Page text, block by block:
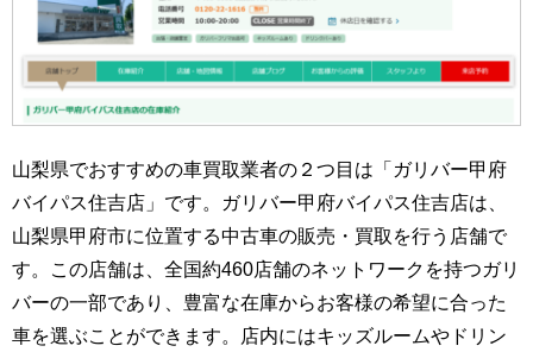
山梨県でおすすめの車買取業者の２つ目は「ガリバー甲府
バイパス住吉店」です。ガリバー甲府バイパス住吉店は、
山梨県甲府市に位置する中古車の販売・買取を行う店舗で
す。この店舗は、全国約460店舗のネットワークを持つガリ
バーの一部であり、豊富な在庫からお客様の希望に合った
車を選ぶことができます。店内にはキッズルームやドリン